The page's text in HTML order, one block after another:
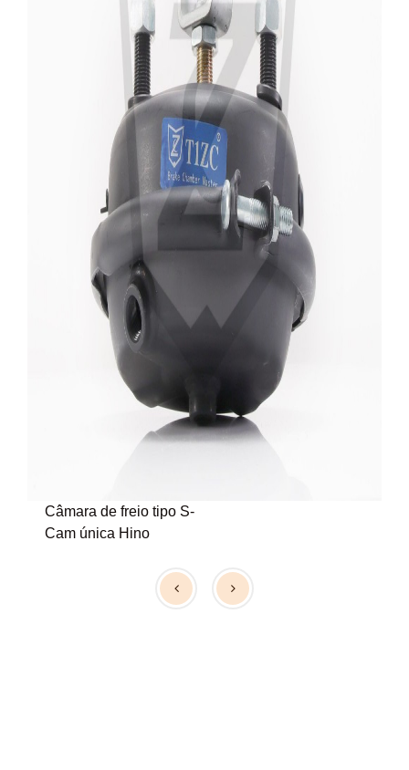
Câmara de freio tipo S-
Cam única Hino